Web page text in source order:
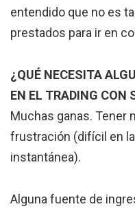
entendido que no es
prestados para ir en
¿QUÉ NECESITA
EN EL TRADING CON
Muchas ganas. Tener
frustración (difícil en
instantánea).
Alguna fuente de